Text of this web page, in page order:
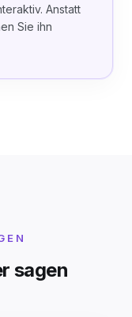
Anstatt
Sie ihn
sagen